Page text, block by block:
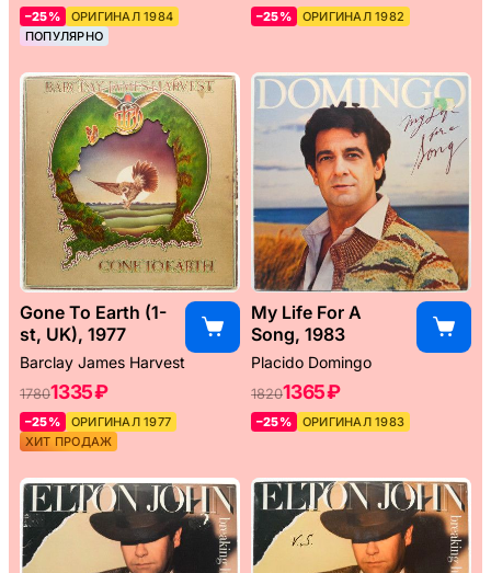
–25%
ОРИГИНАЛ 1984
ПОПУЛЯРНО
–25% ОРИГИНАЛ 1982
Gone To Earth (1-
st, UK), 1977
Barclay James Harvest
17801335 ₽
–25%
ОРИГИНАЛ 1977
ХИТ ПРОДАЖ
My Life For A
Song, 1983
Placido Domingo
18201365 ₽
–25% ОРИГИНАЛ 1983